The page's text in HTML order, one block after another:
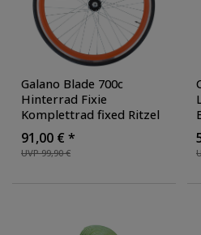
Galano Blade 700c
Hinterrad Fixie
Komplettrad fixed Ritzel
FlipFlop Rennrad
Singlespeed Fahrrad inkl.
Reifen SV Sclaverand
UVP 99,90 €
91,00 € *